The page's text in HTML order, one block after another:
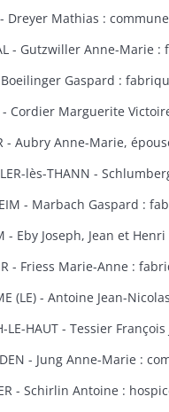
- Marbach Gaspard :